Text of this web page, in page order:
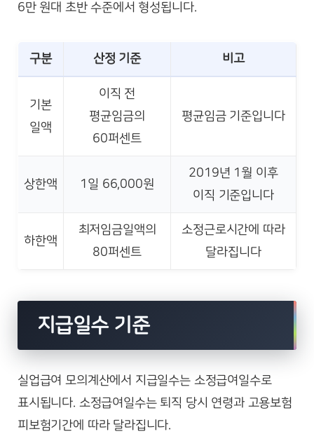
6만 원대 초반 수준에서 형성됩니다.
구분 산정 기준 비고
기본
일액
이직 전
평균임금의
60퍼센트
평균임금 기준입니다
상한액 1일 66,000원
2019년 1월 이후
이직 기준입니다
하한액
최저임금일액의
80퍼센트
소정근로시간에 따라
달라집니다
지급일수 기준
실업급여 모의계산에서 지급일수는 소정급여일수로
표시됩니다. 소정급여일수는 퇴직 당시 연령과 고용보험
피보험기간에 따라 달라집니다.